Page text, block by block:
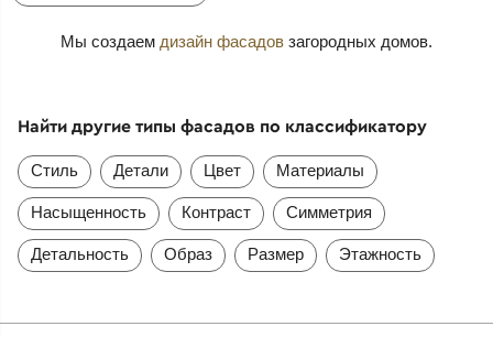
Мы создаем дизайн фасадов загородных домов.
Найти другие типы фасадов по классификатору
Стиль Детали Цвет Материалы
Насыщенность Контраст Симметрия
Детальность Образ Размер Этажность